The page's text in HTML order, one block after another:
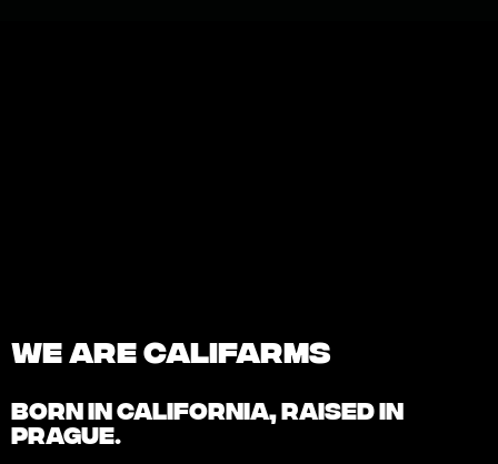
We are Califarms
BORN INCALIFORNIA, RAISED IN
PRAGUE.